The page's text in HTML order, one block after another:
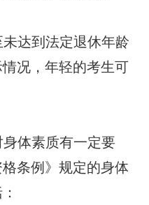
达到法定退休年龄
况，年轻的考生可
体素质有一定要
条例》规定的身体